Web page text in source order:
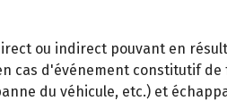
ou indirect pouvant en
cas d'événement constitutif
du véhicule, etc.) et